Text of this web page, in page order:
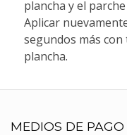
plancha y el parche
Aplicar
segundos más
plancha.
MEDIOS DE PAGO